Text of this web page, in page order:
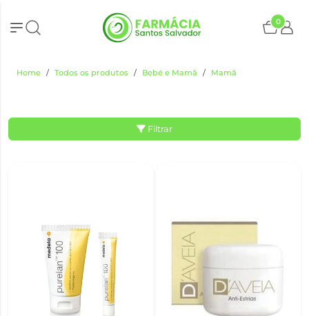
0
Home Todos os produtos Bebé e Mamã Mamã
Filtrar